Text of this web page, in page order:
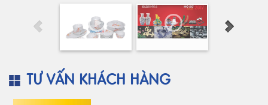
TƯ VẤN KHÁCH HÀNG